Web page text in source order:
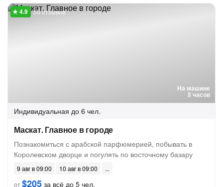
На машине
5 часов
55 отзывов
Индивидуальная до 6 чел.
Маскат. Главное в городе
Познакомиться с арабской парфюмерией, побывать в
Королевском дворце и погулять по восточному базару
9 авг в 09:00
10 авг в 09:00
от$205 за всё до 5 чел.